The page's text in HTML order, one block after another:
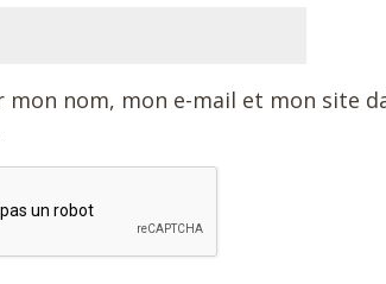
mon nom, mon e-mail et mon site